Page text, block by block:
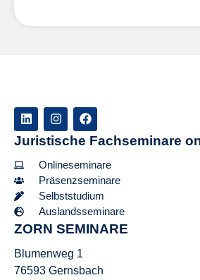
Juristische Fachseminare
Onlineseminare
Präsenzseminare
Selbststudium
Auslandsseminare
ZORN SEMINARE
Blumenweg 1
76593 Gernsbach